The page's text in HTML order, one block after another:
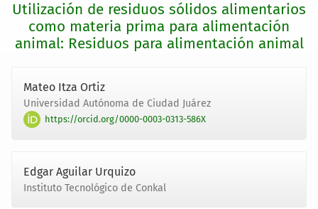
Utilización de residuos sólidos alimentarios
como materia prima para alimentación
animal: Residuos para alimentación animal
Mateo Itza Ortiz
Universidad Autónoma de Ciudad Juárez
https://orcid.org/0000-0003-0313-586X
Edgar Aguilar Urquizo
Instituto Tecnológico de Conkal